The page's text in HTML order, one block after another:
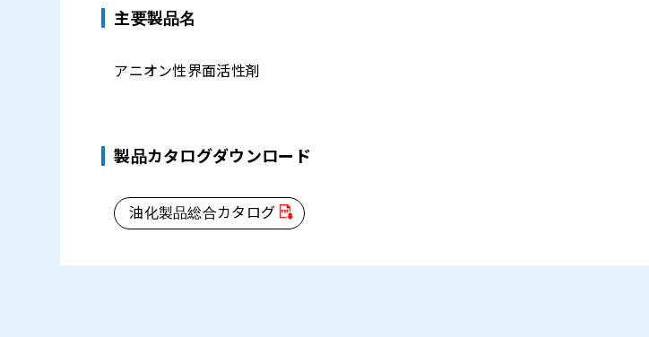
主要製品名
アニオン性界面活性剤
製品カタログダウンロード
油化製品総合カタログ